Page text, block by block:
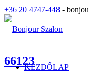
+36 20 4747-448 -
KEZDŐLAP
66123